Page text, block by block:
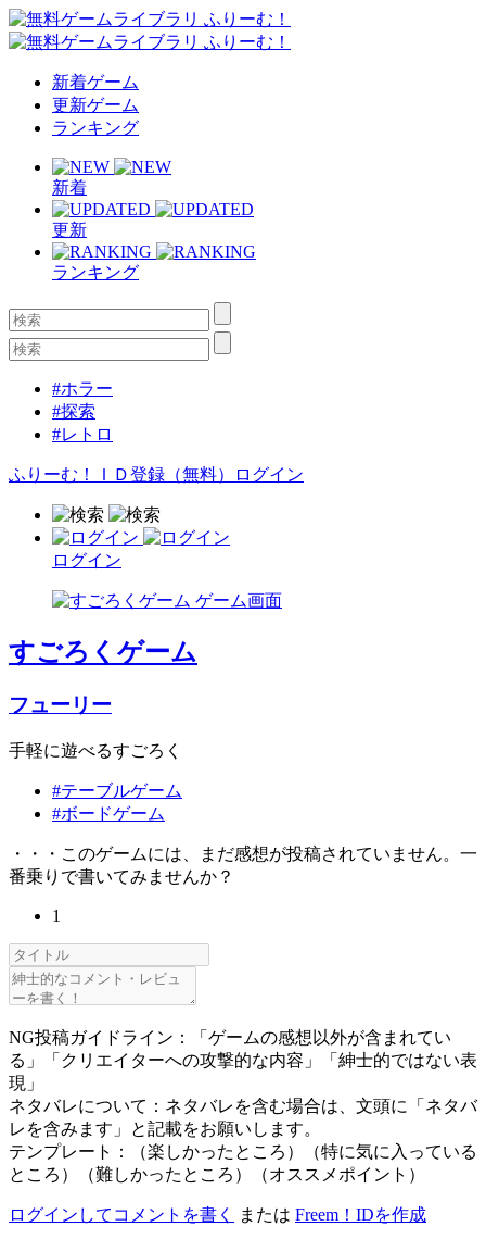
新着ゲーム
更新ゲーム
ランキング
新着
更新
ランキング
#ホラー
#探索
#レトロ
ふりーむ！ＩＤ登録（無料） ログイン
ログイン
すごろくゲーム
フューリー
手軽に遊べるすごろく
#テーブルゲーム
#ボードゲーム
・・・このゲームには、まだ感想が投稿されていません。一
番乗りで書いてみませんか？
1
NG投稿ガイドライン：「ゲームの感想以外が含まれてい
る」「クリエイターへの攻撃的な内容」「紳士的ではない表
現」
ネタバレについて：ネタバレを含む場合は、文頭に「ネタバ
レを含みます」と記載をお願いします。
テンプレート：（楽しかったところ）（特に気に入っている
ところ）（難しかったところ）（オススメポイント）
ログインしてコメントを書く または Freem！IDを作成